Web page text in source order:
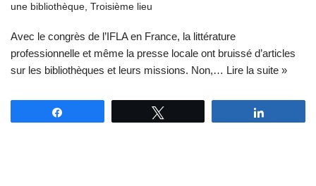
une bibliothèque Troisième lieu
Avec le congrès de l’IFLA en France, la littérature
professionnelle et même la presse locale ont bruissé d’articles
sur les bibliothèques et leurs missions. Non,… Lire la suite »